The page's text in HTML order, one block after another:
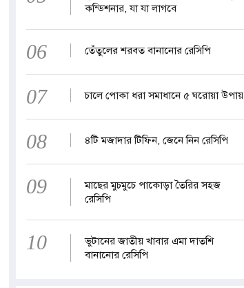
কন্ডিশনার, যা যা লাগবে
06 তেঁতুলের শরবত বানানোর রেসিপি
07 চালে পোকা ধরা সমাধানে ৫ ঘরোয়া উপায়
08 ৪টি মজাদার টিফিন, জেনে নিন রেসিপি
09
মাছের মুচমুচে পাকোড়া তৈরির সহজ
রেসিপি
10
ভুটানের জাতীয় খাবার এমা দাতশি
বানানোর রেসিপি